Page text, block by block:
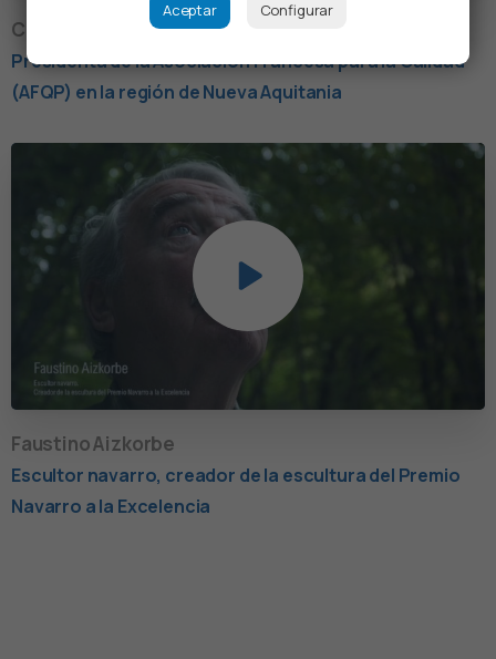
Cathy Pauliat
Presidenta de la Asociación Francesa para la Calidad
(AFQP) en la región de Nueva Aquitania
Faustino Aizkorbe
Escultor navarro, creador de la escultura del Premio
Navarro a la Excelencia
Aceptar Configurar